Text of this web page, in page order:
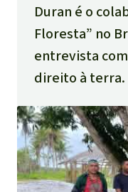
Duran é o
Floresta” no
entrevista
direito à terra.